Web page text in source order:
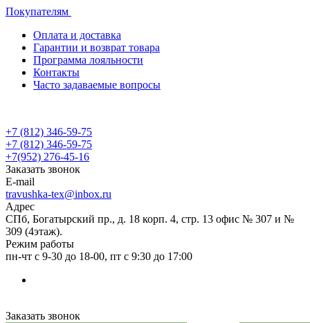
Покупателям
Оплата и доставка
Гарантии и возврат товара
Программа лояльности
Контакты
Часто задаваемые вопросы
+7 (812) 346-59-75
+7 (812) 346-59-75
+7(952) 276-45-16
Заказать звонок
E-mail
travushka-tex@inbox.ru
Адрес
СПб, Богатырский пр., д. 18 корп. 4, стр. 13 офис № 307 и №
309 (4этаж).
Режим работы
пн-чт с 9-30 до 18-00, пт с 9:30 до 17:00
Заказать звонок